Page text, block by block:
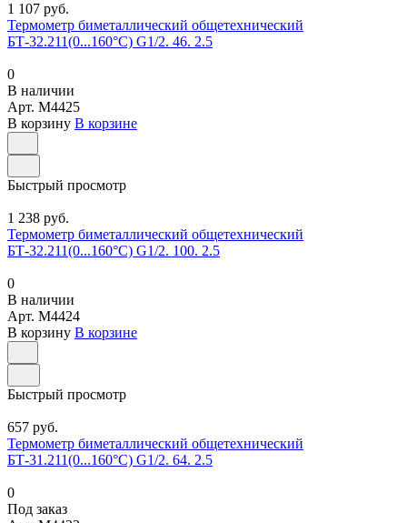
1 107 руб.
Термометр биметаллический общетехнический
БТ-32.211(0...160°С) G1/2. 46. 2.5
0
В наличии
Арт. M4425
В корзину В корзине
Быстрый просмотр
1 238 руб.
Термометр биметаллический общетехнический
БТ-32.211(0...160°С) G1/2. 100. 2.5
0
В наличии
Арт. M4424
В корзину В корзине
Быстрый просмотр
657 руб.
Термометр биметаллический общетехнический
БТ-31.211(0...160°С) G1/2. 64. 2.5
0
Под заказ